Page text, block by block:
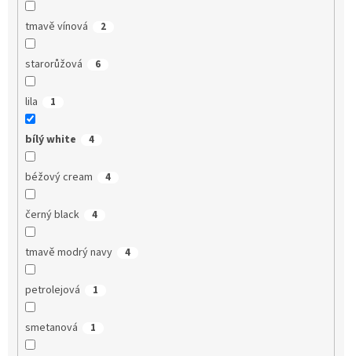
tmavě vínová 2
starorůžová 6
lila 1
bílý white 4
béžový cream 4
černý black 4
tmavě modrý navy 4
petrolejová 1
smetanová 1